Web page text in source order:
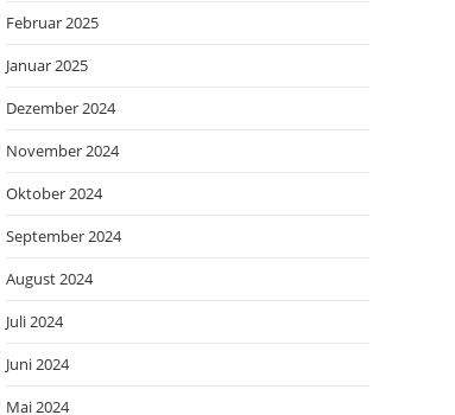
Februar 2025
Januar 2025
Dezember 2024
November 2024
Oktober 2024
September 2024
August 2024
Juli 2024
Juni 2024
Mai 2024